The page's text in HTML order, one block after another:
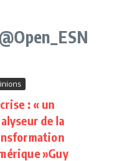
: « un
de la
»Guy